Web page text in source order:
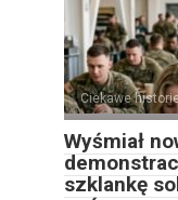
Ciekawe
Wyśmiał
szklankę